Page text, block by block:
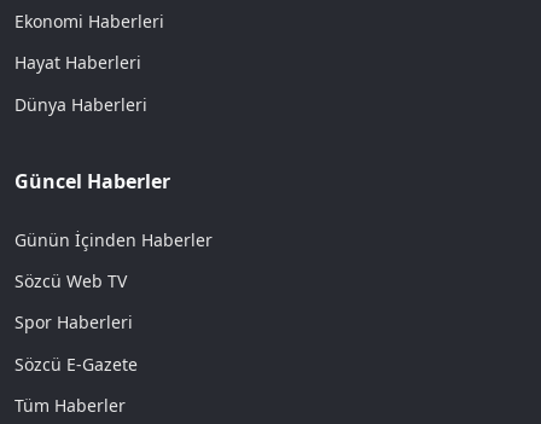
Ekonomi Haberleri
Hayat Haberleri
Dünya Haberleri
Güncel Haberler
Günün İçinden Haberler
Sözcü Web TV
Spor Haberleri
Sözcü E-Gazete
Tüm Haberler